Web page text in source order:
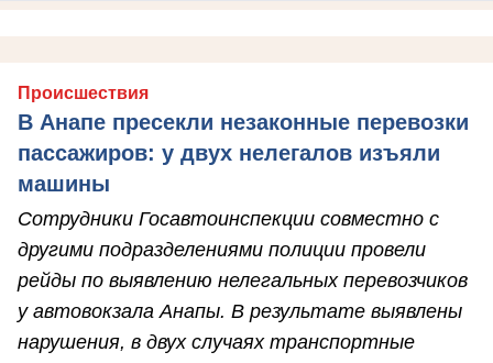
Происшествия
В Анапе пресекли незаконные перевозки
пассажиров: у двух нелегалов изъяли
машины
Сотрудники Госавтоинспекции совместно с
другими подразделениями полиции провели
рейды по выявлению нелегальных перевозчиков
у автовокзала Анапы. В результате выявлены
нарушения, в двух случаях транспортные